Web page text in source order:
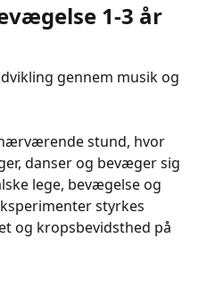
1-3 år
gennem musik og
stund, hvor
danser og bevæger sig
lege, bevægelse og
styrkes
og kropsbevidsthed på